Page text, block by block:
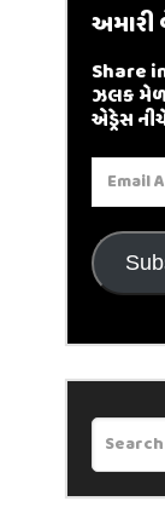
Share
ઝલક
એડ્રેસ
Email